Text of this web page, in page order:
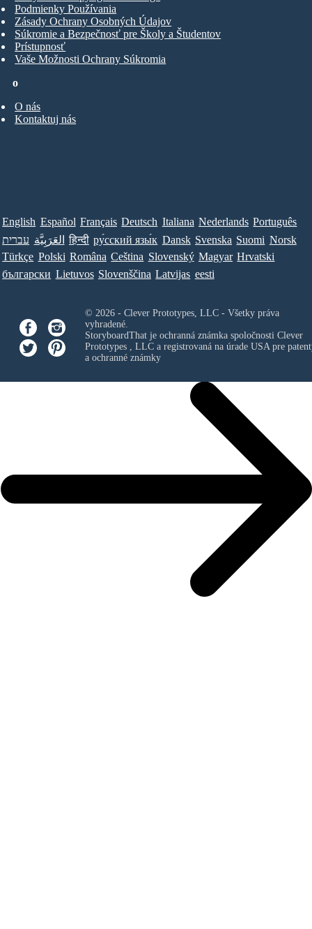
o
O nás
Kontaktuj nás
Podmienky Používania
Zásady Ochrany Osobných Údajov
Súkromie a Bezpečnosť pre Školy a Študentov
Prístupnosť
Vaše Možnosti Ochrany Súkromia
English Español Français Deutsch Italiana Nederlands Português
עברית العَرَبِيَّة हिन्दी ру́сский язы́к Dansk Svenska Suomi Norsk
Türkçe Polski Româna Ceština Slovenský Magyar Hrvatski
български Lietuvos Slovenščina Latvijas eesti
© 2026 - Clever Prototypes, LLC - Všetky práva
vyhradené.
StoryboardThat je ochranná známka spoločnosti Clever
Prototypes , LLCa registrovaná na úrade USA pre
a ochranné známky